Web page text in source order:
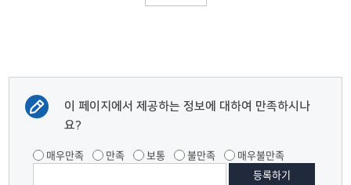
이 페이지에서 제공하는 정보에 대하여 만족하시나
요?
매우만족 만족 보통 불만족 매우불만족